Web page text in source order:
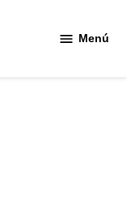
Menú